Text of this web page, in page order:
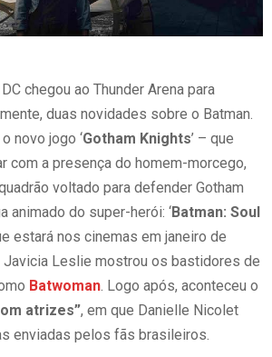
chegou ao Thunder Arena para
duas novidades sobre o Batman.
novo jogo ‘Gotham Knights’ – que
com a presença do homem-morcego,
voltado para defender Gotham
animado do super-herói: ‘Batman: Soul
estará nos cinemas em janeiro de
Javicia Leslie mostrou os bastidores de
Batwoman. Logo após, aconteceu o
atrizes”, em que Danielle Nicolet
enviadas pelos fãs brasileiros.